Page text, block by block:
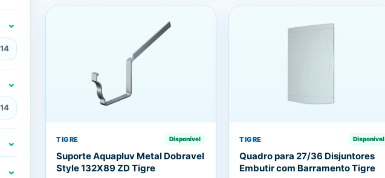
14
14
TIGRE Disponível
Suporte Aquapluv Metal Dobravel
Style 132X89 ZD Tigre
TIGRE Disponível
Quadro para 27/36 Disjuntores
Embutir com Barramento Tigre